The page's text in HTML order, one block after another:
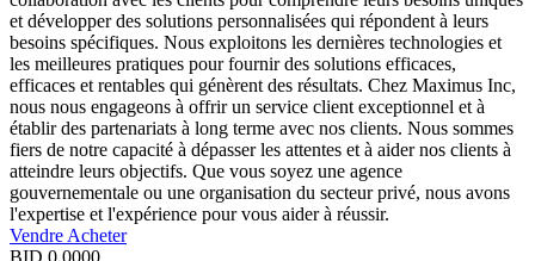
et développer des solutions personnalisées qui répondent à leurs
besoins spécifiques. Nous exploitons les dernières technologies et
les meilleures pratiques pour fournir des solutions efficaces,
efficaces et rentables qui génèrent des résultats. Chez Maximus Inc,
nous nous engageons à offrir un service client exceptionnel et à
établir des partenariats à long terme avec nos clients. Nous sommes
fiers de notre capacité à dépasser les attentes et à aider nos clients à
atteindre leurs objectifs. Que vous soyez une agence
gouvernementale ou une organisation du secteur privé, nous avons
l'expertise et l'expérience pour vous aider à réussir.
Vendre Acheter
BID 0.0000